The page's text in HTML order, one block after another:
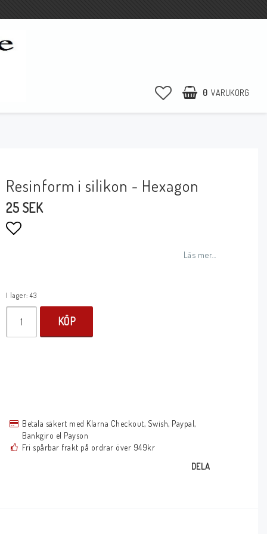
0 VARUKORG
Resinform i silikon - Hexagon
25 SEK
Läs mer...
I lager: 43
KÖP
Betala säkert med Klarna Checkout, Swish, Paypal,
Bankgiro el Payson
Fri spårbar frakt på ordrar över 949kr
DELA